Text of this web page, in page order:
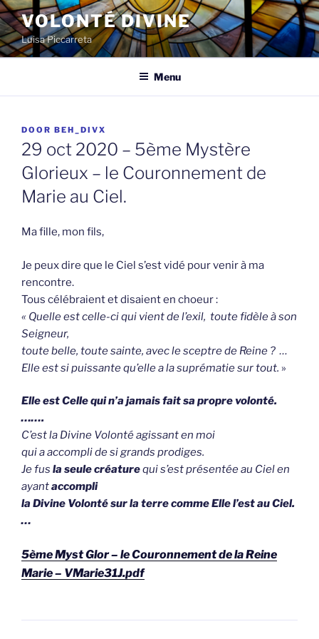
Spring
naar
de
inhoud
VOLONTÉ DIVINE
Luisa Piccarreta
Menu
GEPLAATST
OP
DOOR BEH_DIVX
29 oct 2020 – 5ème Mystère
Glorieux – le Couronnement de
Marie au Ciel.
Ma fille, mon fils,
Je peux dire que le Ciel s’est vidé pour venir à ma
rencontre.
Tous célébraient et disaient en choeur :
« Quelle est celle-ci qui vient de l’exil, toute fidèle à son
Seigneur,
toute belle, toute sainte, avec le sceptre de Reine ? …
Elle est si puissante qu’elle a la suprématie sur tout. »
Elle est Celle qui n’a jamais fait sa propre volonté.
…….
C’est la Divine Volonté agissant en moi
qui a accomplide si grands prodiges.
Je fus la seule créaturequi s’est présentée au Ciel en
ayantaccompli
la Divine Volonté sur la terre comme Elle l’est au Ciel.
…
5ème Myst Glor – le Couronnement de la Reine
Marie – VMarie31J.pdf